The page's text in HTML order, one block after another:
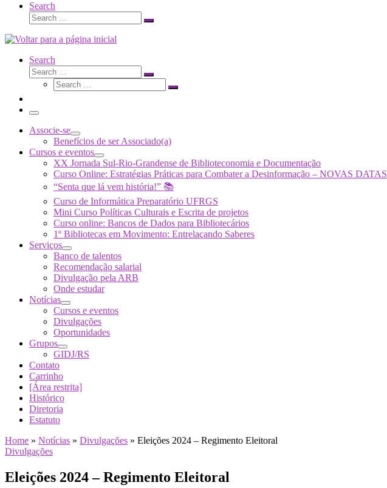
Search
Search
Search
Search
Search
Search
Search
Search
Menu
Associe-se
Benefícios de ser Associado(a)
Cursos e eventos
XX Jornada Sul-Rio-Grandense de Biblioteconomia e Documentação
Curso Online: Estratégias Práticas para Combater a Desinformação – NOVAS DATAS
“Senta que lá vem história!” 📚
Curso de Informática Preparatório UFRGS
Mini Curso Políticas Culturais e Escrita de projetos
Curso online: Bancos de Dados para Bibliotecários
1º Bibliotecas em Movimento: Entrelaçando Saberes
Serviços
Banco de talentos
Recomendação salarial
Divulgação pela ARB
Onde estudar
Notícias
Cursos e eventos
Divulgações
Oportunidades
Grupos
GIDJ/RS
Contato
Carrinho
[Área restrita]
Histórico
Diretoria
Estatuto
Home » Notícias » Divulgações » Eleições 2024 – Regimento Eleitoral
Divulgações
Eleições 2024 – Regimento Eleitoral